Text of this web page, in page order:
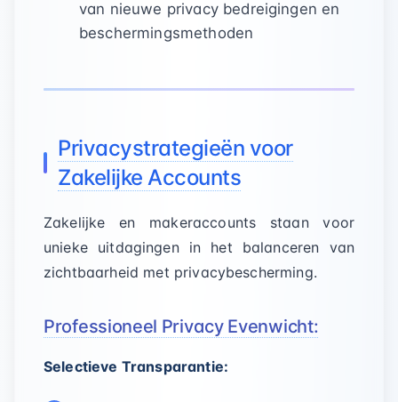
van nieuwe privacy bedreigingen en
beschermingsmethoden
Privacystrategieën voor
Zakelijke Accounts
Zakelijke en makeraccounts staan voor
unieke uitdagingen in het balanceren van
zichtbaarheid met privacybescherming.
Professioneel Privacy Evenwicht:
Selectieve Transparantie: